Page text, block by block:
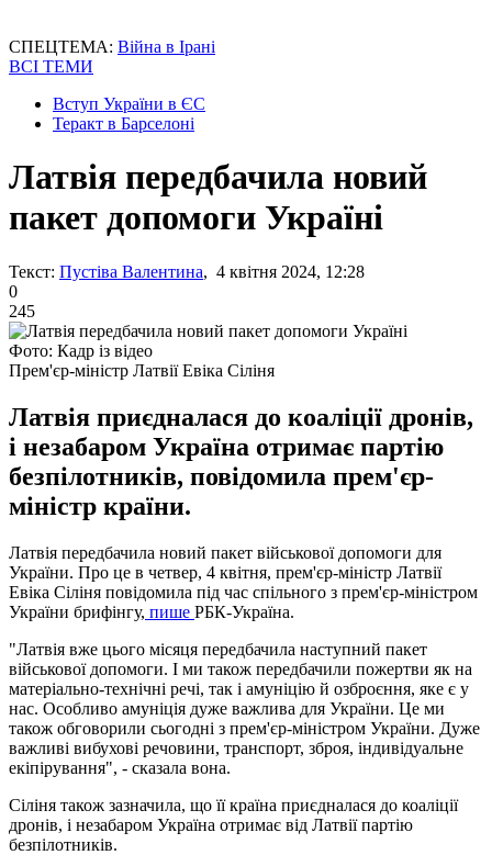
СПЕЦТЕМА: Війна в Ірані
ВСІ ТЕМИ
Вступ України в ЄС
Теракт в Барселоні
Латвія передбачила новий
пакет допомоги Україні
Текст: Пустіва Валентина, 4 квітня 2024, 12:28
0
245
Фото: Кадр із відео
Прем'єр-міністр Латвії Евіка Сіліня
Латвія приєдналася до коаліції дронів,
і незабаром Україна отримає партію
безпілотників, повідомила прем'єр-
міністр країни.
Латвія передбачила новий пакет військової допомоги для
України. Про це в четвер, 4 квітня, прем'єр-міністр Латвії
Евіка Сіліня повідомила під час спільного з прем'єр-міністром
України брифінгу, пише РБК-Україна.
"Латвія вже цього місяця передбачила наступний пакет
військової допомоги. І ми також передбачили пожертви як на
матеріально-технічні речі, так і амуніцію й озброєння, яке є у
нас. Особливо амуніція дуже важлива для України. Це ми
також обговорили сьогодні з прем'єр-міністром України. Дуже
важливі вибухові речовини, транспорт, зброя, індивідуальне
екіпірування", - сказала вона.
Сіліня також зазначила, що її країна приєдналася до коаліції
дронів, і незабаром Україна отримає від Латвії партію
безпілотників.